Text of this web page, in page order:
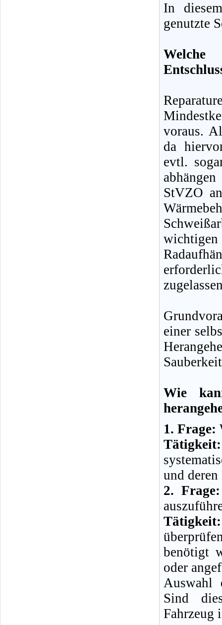
In
genutzte
Welche
voraus.
da
evtl.
StVZO
einer
Wie
1. Frage:
Tätigkeit:
und
2. Frage:
Tätigkeit:
benötigt
oder
Auswahl
Sind
Fahrzeug